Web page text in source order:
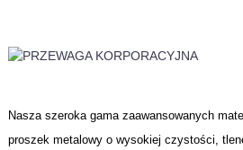
Nasza szeroka gama zaawansowanych
proszek metalowy o wysokiej czystości,